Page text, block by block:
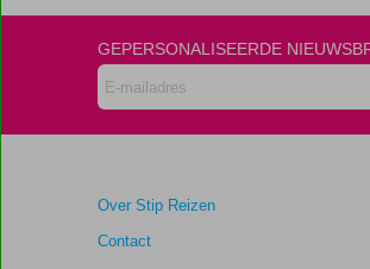
door
klanten
in
The
GEPERSONALISEERDE
Over Stip Reizen
Contact